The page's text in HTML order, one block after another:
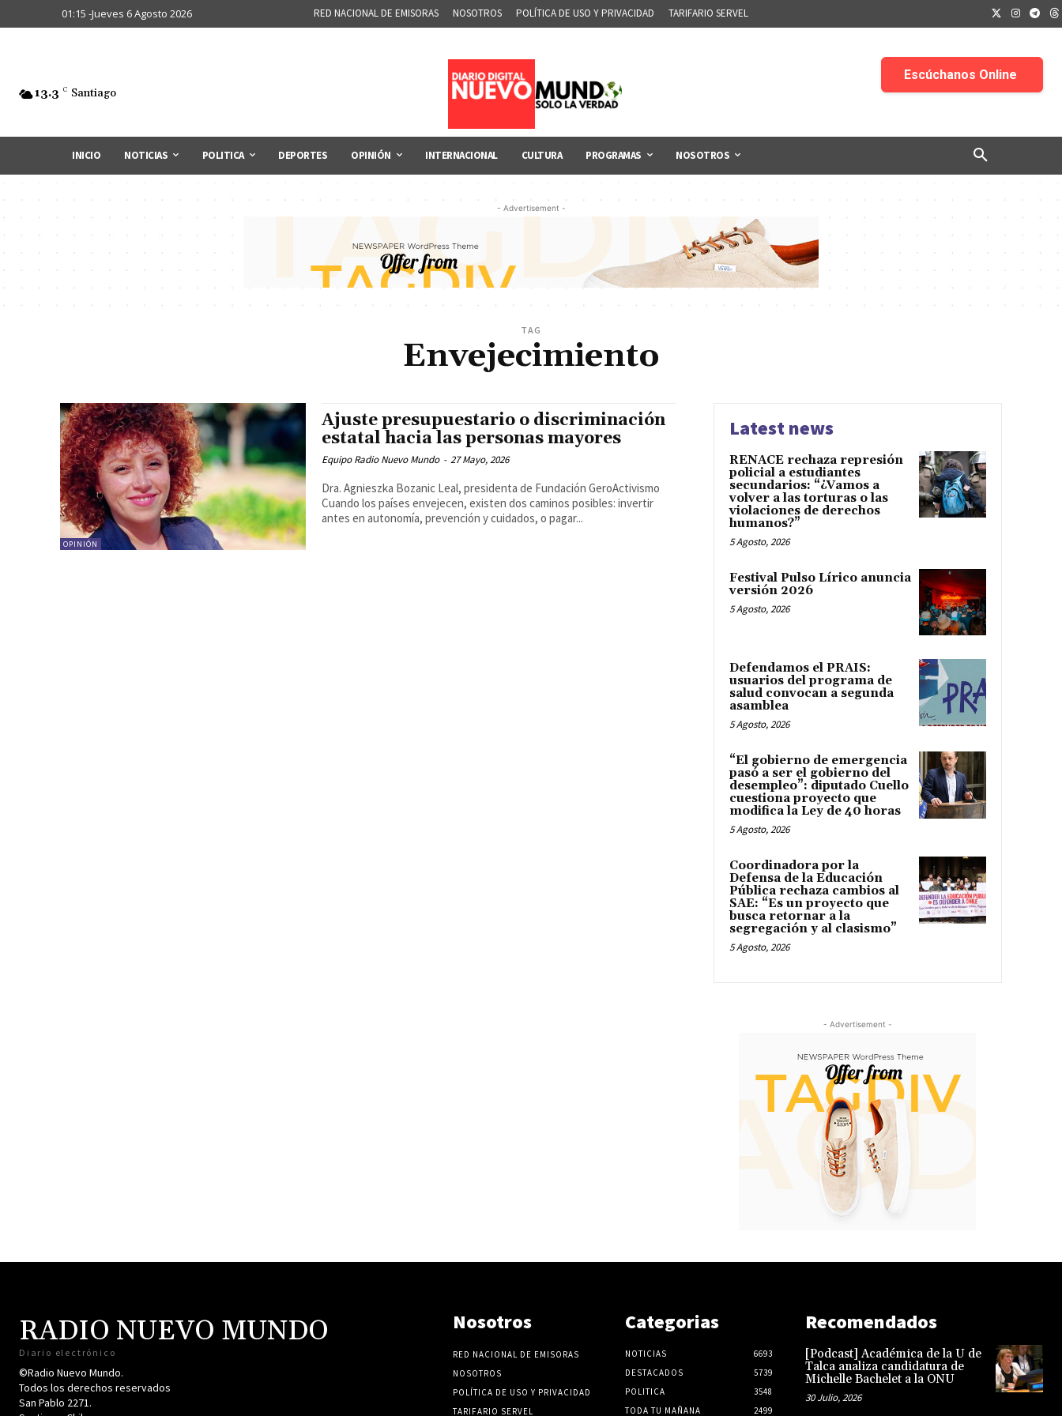
01:15 -Jueves 6 Agosto 2026 RED NACIONAL DE EMISORAS NOSOTROS POLÍTICA DE USO Y PRIVACIDAD TARIFARIO SERVEL
13.3 C Santiago
INICIO NOTICIAS POLITICA DEPORTES OPINIÓN INTERNACIONAL CULTURA PROGRAMAS NOSOTROS
- Advertisement -
TAG
Envejecimiento
OPINIÓN
Ajuste presupuestario o discriminación
estatal hacia las personas mayores
Equipo Radio Nuevo Mundo - 27 Mayo, 2026
Dra. Agnieszka Bozanic Leal, presidenta de Fundación GeroActivismo
Cuando los países envejecen, existen dos caminos posibles: invertir
antes en autonomía, prevención y cuidados, o pagar...
Latest news
RENACE rechaza represión
policial a estudiantes
secundarios: “¿Vamos a
volver a las torturas o las
violaciones de derechos
humanos?”
5 Agosto, 2026
Festival Pulso Lírico anuncia
versión 2026
5 Agosto, 2026
Defendamos el PRAIS:
usuarios del programa de
salud convocan a segunda
asamblea
5 Agosto, 2026
“El gobierno de emergencia
pasó a ser el gobierno del
desempleo”: diputado Cuello
cuestiona proyecto que
modifica la Ley de 40 horas
5 Agosto, 2026
Coordinadora por la
Defensa de la Educación
Pública rechaza cambios al
SAE: “Es un proyecto que
busca retornar a la
segregación y al clasismo”
5 Agosto, 2026
- Advertisement -
RADIO NUEVO MUNDO
Diario electrónico
©Radio Nuevo Mundo.
Todos los derechos reservados
San Pablo 2271.
Nosotros
RED NACIONAL DE EMISORAS
NOSOTROS
POLÍTICA DE USO Y PRIVACIDAD
TARIFARIO SERVEL
Categorias
NOTICIAS
6693
DESTACADOS
5739
POLITICA
3548
TODA TU MAÑANA
2499
Recomendados
[Podcast] Académica de la U de
Talca analiza candidatura de
Michelle Bachelet a la ONU
30 Julio, 2026